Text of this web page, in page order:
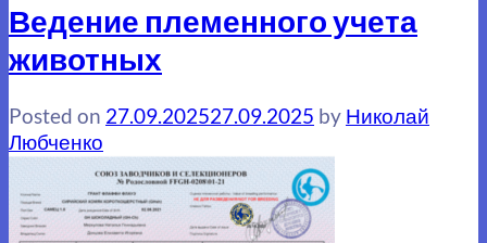
Ведение племенного учета
животных
Posted on 27.09.202527.09.2025 by Николай
Любченко